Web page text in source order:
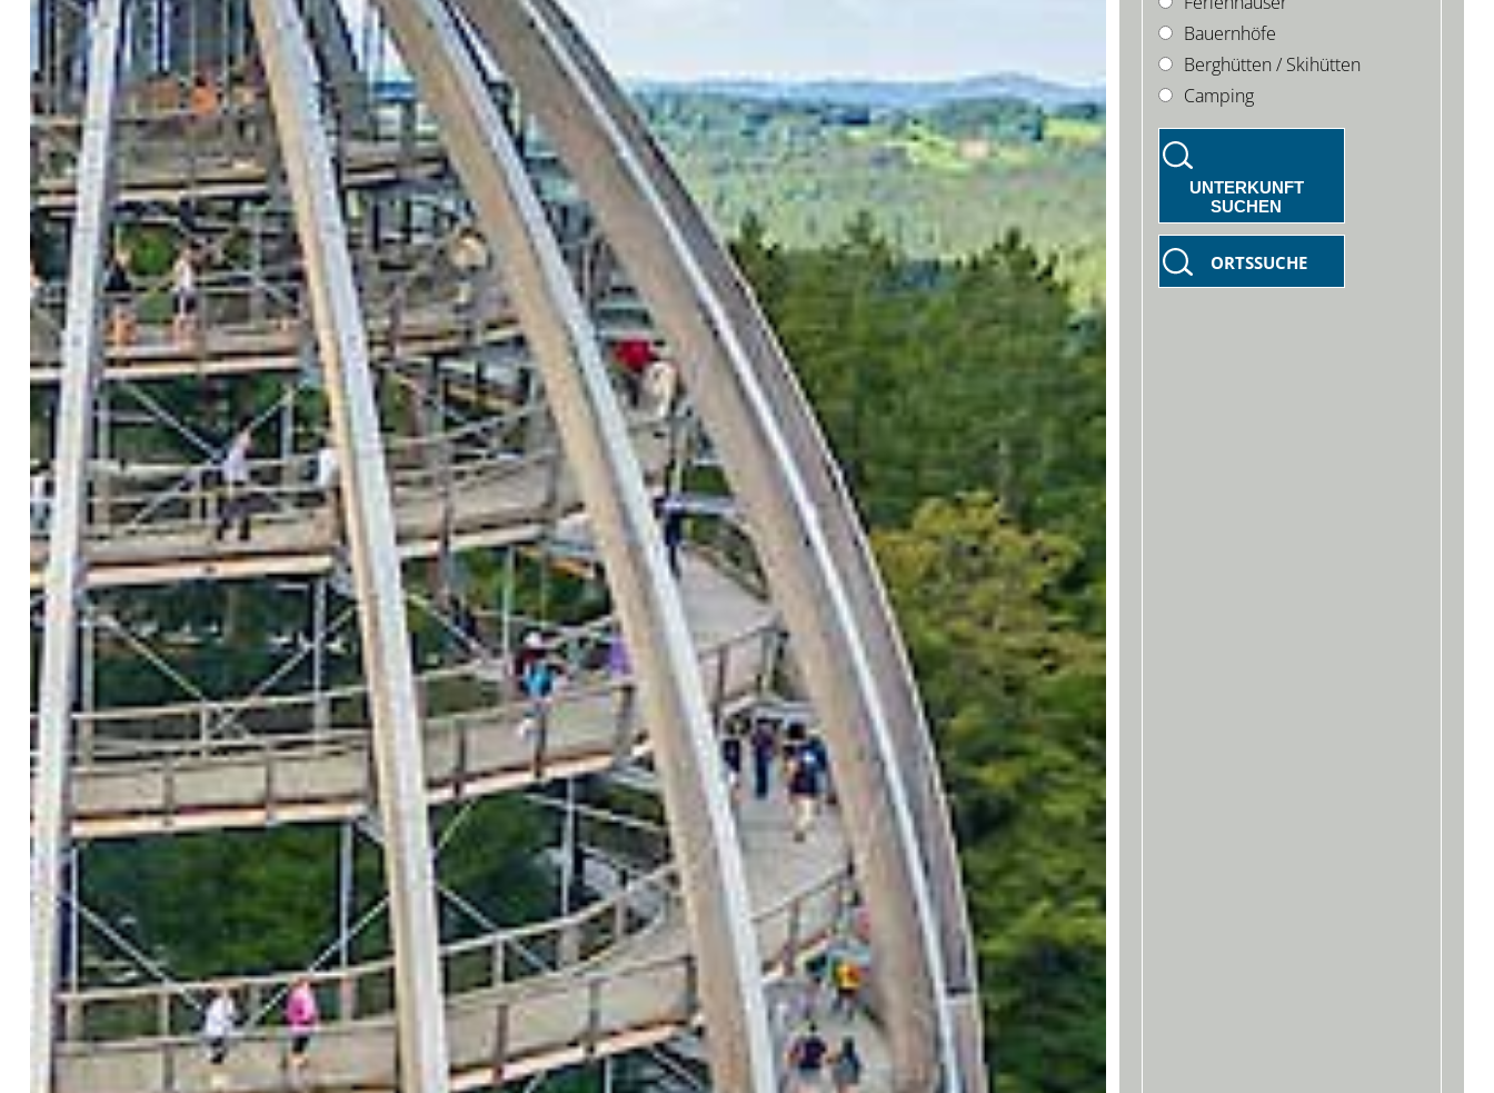
Bauernhöfe
Berghütten / Skihütten
Camping
UNTERKUNFT
SUCHEN
ORTSSUCHE